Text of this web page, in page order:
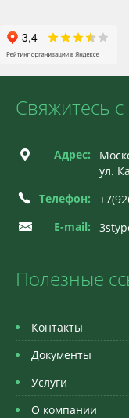
Свяжитесь
Адрес:
ул.
Телефон:
E-mail:
Полезные
Контакты
Документы
Услуги
О компании